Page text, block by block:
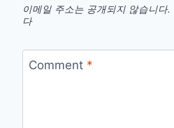
이메일 주소는 공개되지 않습니다.
다
Comment *